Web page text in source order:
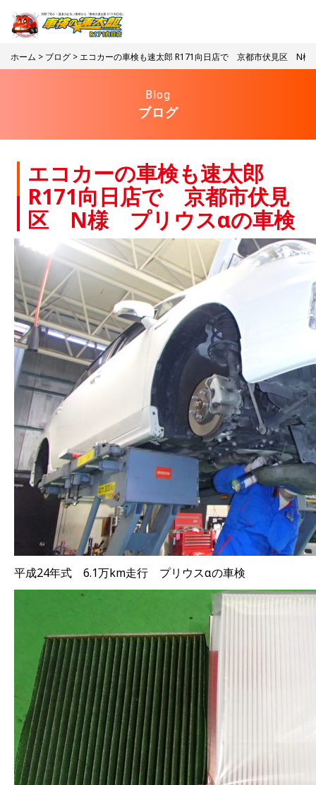
ホーム > ブログ > エコカーの車検も速太郎 R171向日店で 京都市伏見区 N
Blog
ブログ
エコカーの車検も速太郎
R171向日店で 京都市伏見
区 N様 プリウスαの車検
平成24年式 6.1万km走行 プリウスαの車検